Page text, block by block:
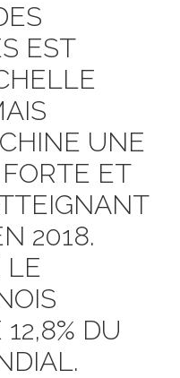
EST
UNE
ET
2018.
LE
DU